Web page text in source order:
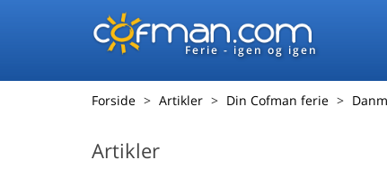
Ferie - igen og igen
Forside Artikler Din Cofman ferie
Artikler